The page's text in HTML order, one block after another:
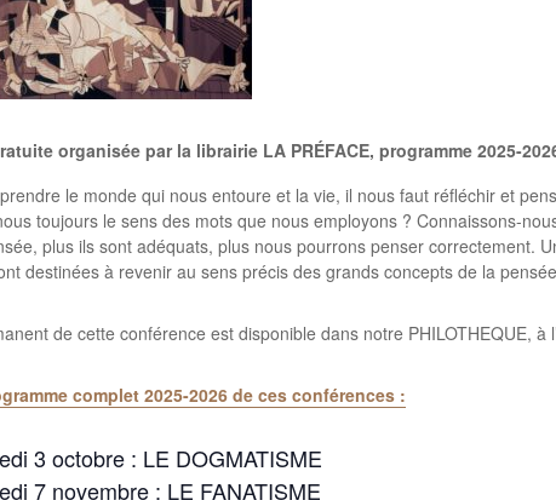
organisée par la librairie LA PRÉFACE, programme 2025-
le monde qui nous entoure et la vie, il nous faut réfléchir et
toujours le sens des mots que nous employons ? Connaissons-
plus ils sont adéquats, plus nous pourrons penser correctement.
destinées à revenir au sens précis des grands concepts de la
de cette conférence est disponible dans notre PHILOTHEQUE, à
complet 2025-2026 de ces conférences :
3 octobre : LE DOGMATISME
7 novembre : LE FANATISME